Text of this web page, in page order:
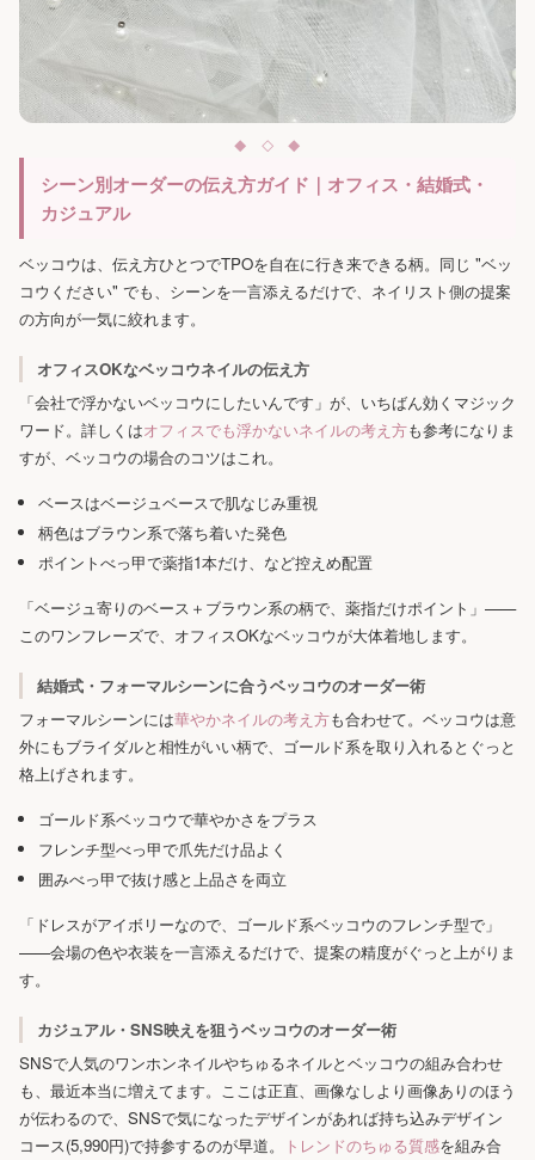
シーン別オーダーの伝え方ガイド｜オフィス・結婚式・
カジュアル
ベッコウは、伝え方ひとつでTPOを自在に行き来できる柄。同じ "ベッ
コウください" でも、シーンを一言添えるだけで、ネイリスト側の提案
の方向が一気に絞れます。
オフィスOKなベッコウネイルの伝え方
「会社で浮かないベッコウにしたいんです」が、いちばん効くマジック
ワード。詳しくはオフィスでも浮かないネイルの考え方も参考になりま
すが、ベッコウの場合のコツはこれ。
ベースはベージュベースで肌なじみ重視
柄色はブラウン系で落ち着いた発色
ポイントべっ甲で薬指1本だけ、など控えめ配置
「ベージュ寄りのベース＋ブラウン系の柄で、薬指だけポイント」——
このワンフレーズで、オフィスOKなベッコウが大体着地します。
結婚式・フォーマルシーンに合うベッコウのオーダー術
フォーマルシーンには華やかネイルの考え方も合わせて。ベッコウは意
外にもブライダルと相性がいい柄で、ゴールド系を取り入れるとぐっと
格上げされます。
ゴールド系ベッコウで華やかさをプラス
フレンチ型べっ甲で爪先だけ品よく
囲みべっ甲で抜け感と上品さを両立
「ドレスがアイボリーなので、ゴールド系ベッコウのフレンチ型で」
——会場の色や衣装を一言添えるだけで、提案の精度がぐっと上がりま
す。
カジュアル・SNS映えを狙うベッコウのオーダー術
SNSで人気のワンホンネイルやちゅるネイルとベッコウの組み合わせ
も、最近本当に増えてます。ここは正直、画像なしより画像ありのほう
が伝わるので、SNSで気になったデザインがあれば持ち込みデザイン
コース(5,990円)で持参するのが早道。
トレンドのちゅる質感を組み合